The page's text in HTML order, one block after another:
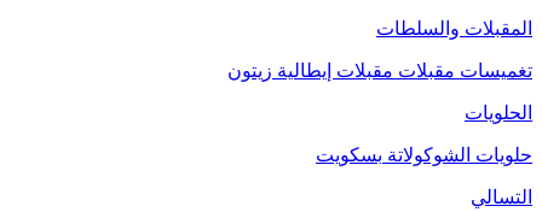
المقبلات والسلطات
تغميسات مقبلات مقبلات إيطالية زيتون
الحلويات
حلويات الشوكولاتة بسكويت
التسالي